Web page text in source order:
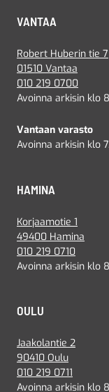
VANTAA
Robert Huberin tie 7
01510 Vantaa
010 219 0700
Avoinna arkisin klo
Vantaan varasto
Avoinna arkisin klo
HAMINA
Korjaamotie 1
49400 Hamina
010 219 0710
Avoinna arkisin klo
OULU
Jaakolantie 2
90410 Oulu
010 219 0711
Avoinna arkisin klo